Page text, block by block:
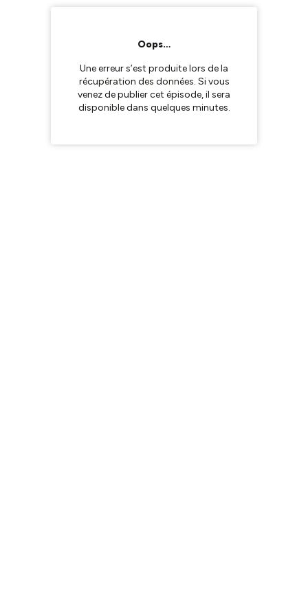
Oops…
Une erreur s’est produite lors de la
récupération des données. Si vous
venez de publier cet épisode, il sera
disponible dans quelques minutes.